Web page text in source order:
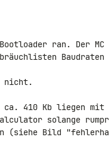
ran. Der
Baudraten
nicht.
ca. 410 Kb liegen mit
solange
(siehe Bild